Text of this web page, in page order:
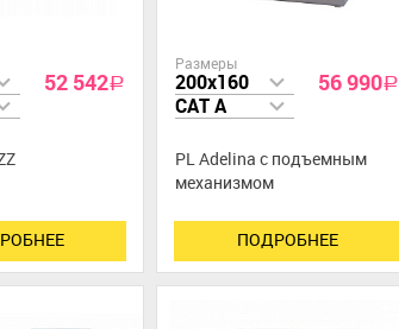
52 542a
Размеры
200x160
CAT A
56 990a
PL Adelina с подъемным
меxанизмом
ПОДРОБНЕЕ